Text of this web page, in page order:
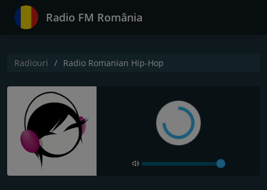
Radio FM România
Radiouri Radio Romanian Hip-Hop